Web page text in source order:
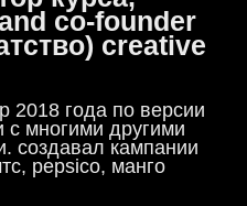
co-founder
creative
2018 года по версии
многими другими
создавал кампании
pepsico, манго